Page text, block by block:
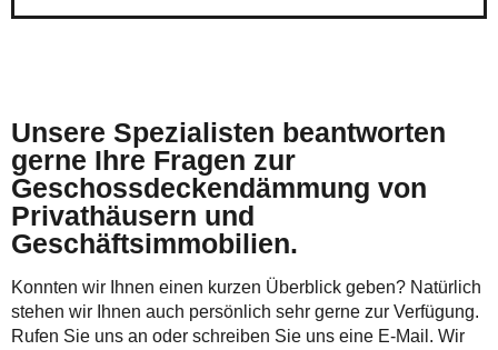
Unsere Spezialisten beantworten
gerne Ihre Fragen zur
Geschossdeckendämmung von
Privathäusern und
Geschäftsimmobilien.
Konnten wir Ihnen einen kurzen Überblick geben? Natürlich
stehen wir Ihnen auch persönlich sehr gerne zur Verfügung.
Rufen Sie uns an oder schreiben Sie uns eine E-Mail. Wir